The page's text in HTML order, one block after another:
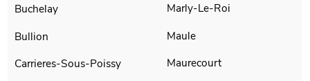
Buchelay
Bullion
Carrieres-Sous-Poissy
Marly-Le-Roi
Maule
Maurecourt